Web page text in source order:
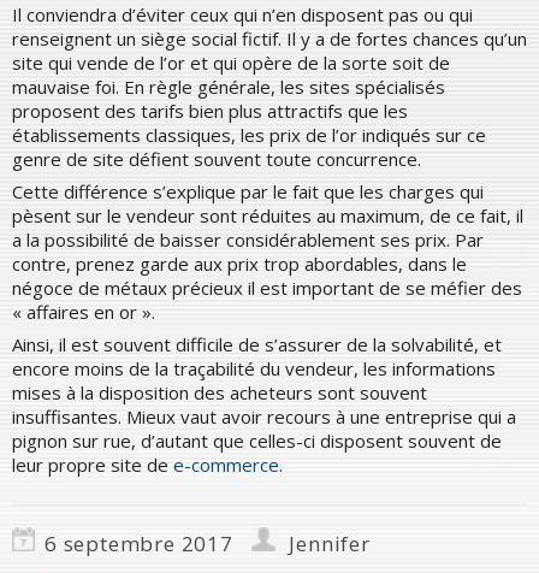
Il conviendra d’éviter ceux qui n’en disposent pas ou qui
renseignent un siège social fictif. Il y a de fortes chances qu’un
site qui vende de l’or et qui opère de la sorte soit de
mauvaise foi. En règle générale, les sites spécialisés
proposent des tarifs bien plus attractifs que les
établissements classiques, les prix de l’or indiqués sur ce
genre de site défient souvent toute concurrence.
Cette différence s’explique par le fait que les charges qui
pèsent sur le vendeur sont réduites au maximum, de ce fait, il
a la possibilité de baisser considérablement ses prix. Par
contre, prenez garde aux prix trop abordables, dans le
négoce de métaux précieux il est important de se méfier des
« affaires en or ».
Ainsi, il est souvent difficile de s’assurer de la solvabilité, et
encore moins de la traçabilité du vendeur, les informations
mises à la disposition des acheteurs sont souvent
insuffisantes. Mieux vaut avoir recours à une entreprise qui a
pignon sur rue, d’autant que celles-ci disposent souvent de
leur propre site de e-commerce.
6 septembre 2017
Jennifer